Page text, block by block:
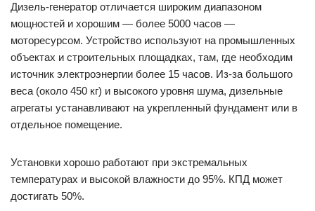
Дизель-генератор отличается широким диапазоном
мощностей и хорошим — более 5000 часов —
моторесурсом. Устройство используют на промышленных
объектах и строительных площадках, там, где необходим
источник электроэнергии более 15 часов. Из-за большого
веса (около 450 кг) и высокого уровня шума, дизельные
агрегаты устанавливают на укрепленный фундамент или в
отдельное помещение.
Установки хорошо работают при экстремальных
температурах и высокой влажности до 95%. КПД может
достигать 50%.